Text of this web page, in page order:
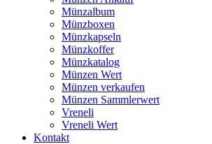
Münzalbum
Münzboxen
Münzkapseln
Münzkoffer
Münzkatalog
Münzen Wert
Münzen verkaufen
Münzen Sammlerwert
Vreneli
Vreneli Wert
Kontakt